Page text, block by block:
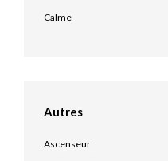
Calme
Autres
Ascenseur